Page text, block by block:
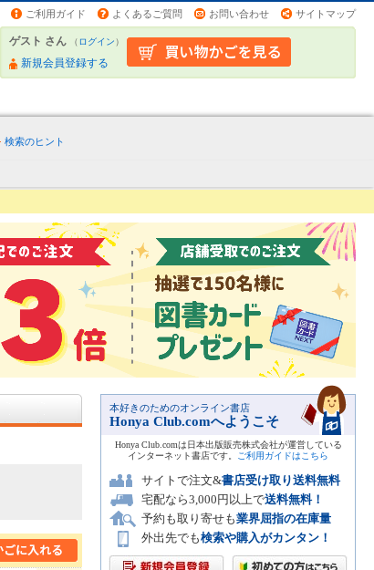
ご利用ガイド よくあるご質問 お問い合わせ サイトマップ
ゲスト さん （ログイン）
新規会員登録する
検索のヒント
本好きのためのオンライン書店
Honya Club.comへようこそ
Honya Club.comは日本出版販売株式会社が運営している
インターネット書店です。
ご利用ガイドはこちら
サイトで注文&書店受け取り送料無料
宅配なら3,000円以上で送料無料！
予約も取り寄せも業界屈指の在庫量
外出先でも検索や購入がカンタン！